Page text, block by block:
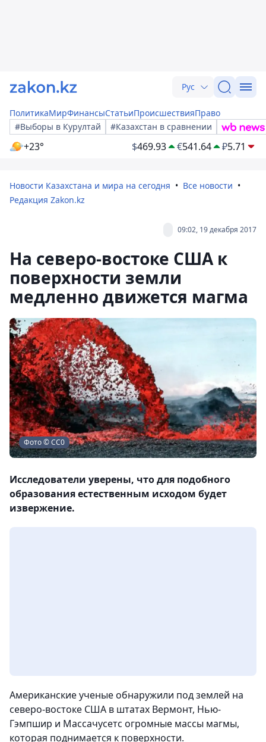
Рус
ПолитикаМирФинансыСтатьиПроисшествияПраво
#Выборы в Курултай
#Казахстан в сравнении
+23° $469.93 €541.64 ₽5.71
Новости Казахстана и мира на сегодня
Все новости
Редакция Zakon.kz
09:02, 19 декабря 2017
На северо-востоке США к
поверхности земли
медленно движется магма
Фото © СС0
Исследователи уверены, что для подобного
образования естественным исходом будет
извержение.
Американские ученые обнаружили под землей на
северо-востоке США в штатах Вермонт, Нью-
Гэмпшир и Массачусетс огромные массы магмы,
которая поднимается к поверхности.